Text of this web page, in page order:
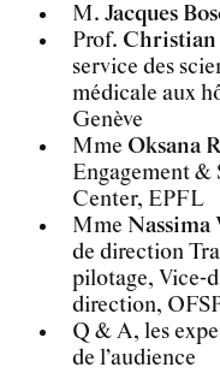
M. Jacques
Prof. Christian
service des
médicale aux
Genève
Mme Oksana
Engagement &
Center, EPFL
Mme Nassima
de direction
pilotage, Vice-
direction,
Q & A, les
de l’audience